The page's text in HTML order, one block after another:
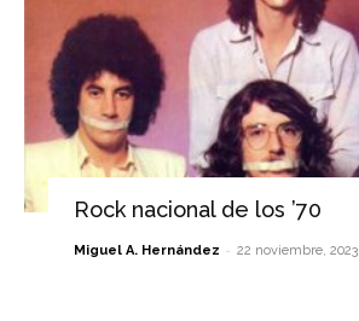
Rock nacional de los ’70
Miguel A. Hernández - 22 noviembre, 2023